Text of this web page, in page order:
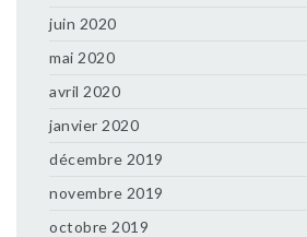
juin 2020
mai 2020
avril 2020
janvier 2020
décembre 2019
novembre 2019
octobre 2019